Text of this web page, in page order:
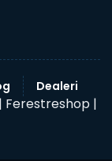
Dealeri
Ferestreshop |